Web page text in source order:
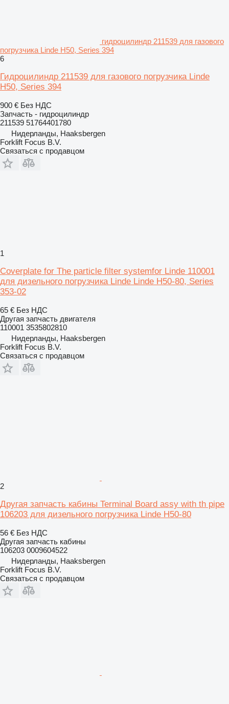
гидроцилиндр 211539 для газового
погрузчика Linde H50, Series 394
6
Гидроцилиндр 211539 для газового погрузчика Linde
H50, Series 394
900 € Без НДС
Запчасть - гидроцилиндр
211539 51764401780
Нидерланды, Haaksbergen
Forklift Focus B.V.
Связаться с продавцом
1
Coverplate for The particle filter systemfor Linde 110001
для дизельного погрузчика Linde Linde H50-80, Series
353-02
65 € Без НДС
Другая запчасть двигателя
110001 3535802810
Нидерланды, Haaksbergen
Forklift Focus B.V.
Связаться с продавцом
2
Другая запчасть кабины Terminal Board assy with th pipe
106203 для дизельного погрузчика Linde H50-80
56 € Без НДС
Другая запчасть кабины
106203 0009604522
Нидерланды, Haaksbergen
Forklift Focus B.V.
Связаться с продавцом